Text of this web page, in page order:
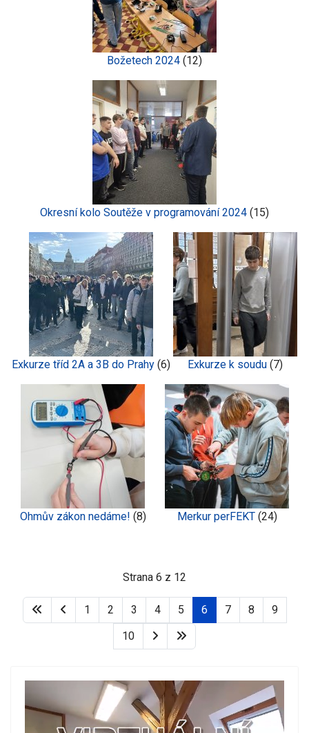
Božetech 2024 (12)
Okresní kolo Soutěže v programování 2024 (15)
Exkurze tříd 2A a 3B do Prahy (6) Exkurze k soudu (7)
Ohmův zákon nedáme! (8) Merkur perFEKT (24)
Strana 6 z 12
1 2 3 4 5 6 7 8
9
10